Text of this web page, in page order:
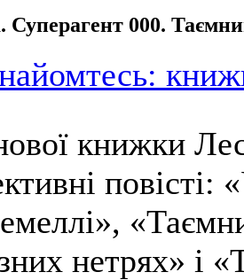
000.
книжки
нетрях» і